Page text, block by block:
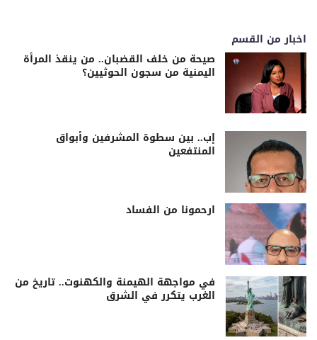
اخبار من القسم
صيحة من خلف القضبان.. من ينقذ المرأة
اليمنية من سجون الحوثيين؟
إب.. بين سطوة المشرفين وأبواق
المنتفعين
ارحمونا من الفساد
في مواجهة الهيمنة والكهنوت.. تاريخ من
الغرب يتكرر في الشرق